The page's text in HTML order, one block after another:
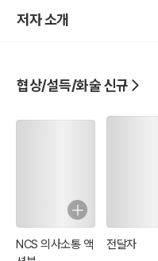
저자 소개
협상/설득/화술 신규
NCS 의사소통 액
전달자